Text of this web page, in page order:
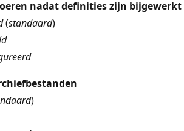
nadat definities zijn bijgewerkt
(standaard)
)